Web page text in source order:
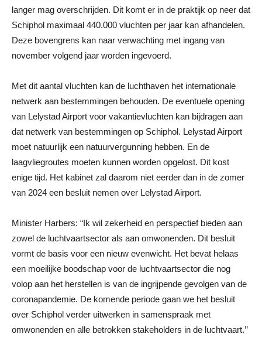
langer mag overschrijden. Dit komt er in de praktijk op neer dat
Schiphol maximaal 440.000 vluchten per jaar kan afhandelen.
Deze bovengrens kan naar verwachting met ingang van
november volgend jaar worden ingevoerd.
Met dit aantal vluchten kan de luchthaven het internationale
netwerk aan bestemmingen behouden. De eventuele opening
van Lelystad Airport voor vakantievluchten kan bijdragen aan
dat netwerk van bestemmingen op Schiphol. Lelystad Airport
moet natuurlijk een natuurvergunning hebben. En de
laagvliegroutes moeten kunnen worden opgelost. Dit kost
enige tijd. Het kabinet zal daarom niet eerder dan in de zomer
van 2024 een besluit nemen over Lelystad Airport.
Minister Harbers: “Ik wil zekerheid en perspectief bieden aan
zowel de luchtvaartsector als aan omwonenden. Dit besluit
vormt de basis voor een nieuw evenwicht. Het bevat helaas
een moeilijke boodschap voor de luchtvaartsector die nog
volop aan het herstellen is van de ingrijpende gevolgen van de
coronapandemie. De komende periode gaan we het besluit
over Schiphol verder uitwerken in samenspraak met
omwonenden en alle betrokken stakeholders in de luchtvaart.’’